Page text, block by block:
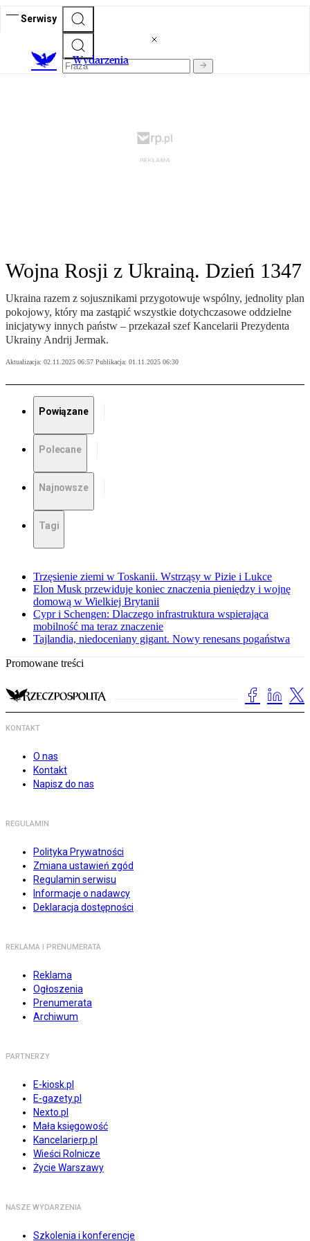
Serwisy
Wydarzenia
Wojna Rosji z Ukrainą. Dzień 1347
Ukraina razem z sojusznikami przygotowuje wspólny, jednolity plan
pokojowy, który ma zastąpić wszystkie dotychczasowe oddzielne
inicjatywy innych państw – przekazał szef Kancelarii Prezydenta
Ukrainy Andrij Jermak.
Aktualizacja: 02.11.2025 06:57 Publikacja: 01.11.2025 06:30
Powiązane
Polecane
Najnowsze
Tagi
Trzęsienie ziemi w Toskanii. Wstrząsy w Pizie i Lukce
Elon Musk przewiduje koniec znaczenia pieniędzy i wojnę
domową w Wielkiej Brytanii
Cypr i Schengen: Dlaczego infrastruktura wspierająca
mobilność ma teraz znaczenie
Tajlandia, niedoceniany gigant. Nowy renesans pogaństwa
Promowane treści
KONTAKT
O nas
Kontakt
Napisz do nas
REGULAMIN
Polityka Prywatności
Zmiana ustawień zgód
Regulamin serwisu
Informacje o nadawcy
Deklaracja dostępności
REKLAMA I PRENUMERATA
Reklama
Ogłoszenia
Prenumerata
Archiwum
PARTNERZY
E-kiosk.pl
E-gazety.pl
Nexto.pl
Mała księgowość
Kancelarierp.pl
Wieści Rolnicze
Życie Warszawy
NASZE WYDARZENIA
Szkolenia i konferencje